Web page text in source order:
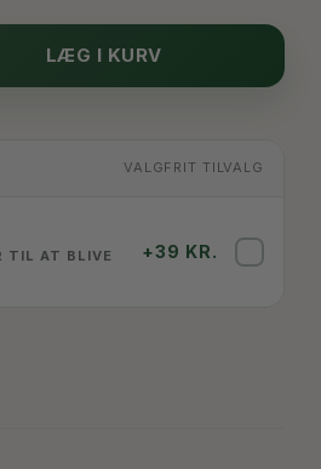
LÆG I KURV
VALGFRIT TILVALG
TIL AT BLIVE
+39 KR.